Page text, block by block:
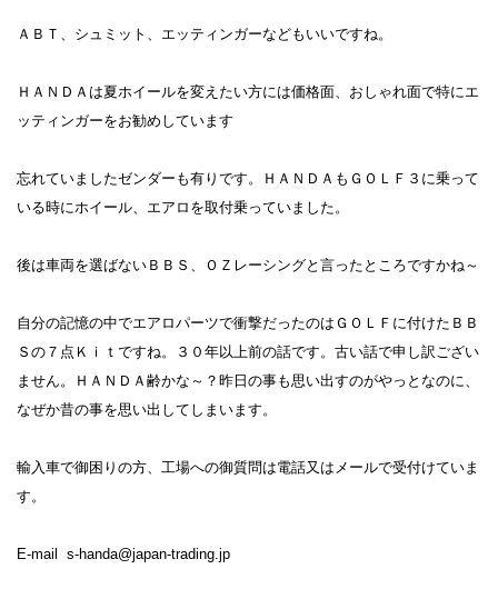
ＡＢＴ、シュミット、エッティンガーなどもいいですね。
ＨＡＮＤＡは夏ホイールを変えたい方には価格面、おしゃれ面で特にエ
ッティンガーをお勧めしています
忘れていましたゼンダーも有りです。ＨＡＮＤＡもＧＯＬＦ３に乗って
いる時にホイール、エアロを取付乗っていました。
後は車両を選ばないＢＢＳ、ＯＺレーシングと言ったところですかね～
自分の記憶の中でエアロパーツで衝撃だったのはＧＯＬＦに付けたＢＢ
Ｓの７点Ｋｉｔですね。３０年以上前の話です。古い話で申し訳ござい
ません。ＨＡＮＤＡ齢かな～？昨日の事も思い出すのがやっとなのに、
なぜか昔の事を思い出してしまいます。
輸入車で御困りの方、工場への御質問は電話又はメールで受付けていま
す。
E-mail s-handa@japan-trading.jp